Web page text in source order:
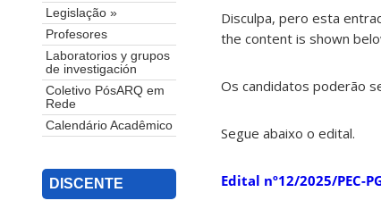
Legislação »
Profesores
Laboratorios y grupos
de investigación
Coletivo PósARQ em
Rede
Calendário Acadêmico
DISCENTE
Disculpa, pero esta
the content is shown
Os candidatos poderão
Segue abaixo o edital.
Edital nº12/2025/PEC-